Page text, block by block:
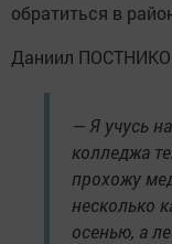
обратиться в
Даниил
— Я учусь
колледжа
прохожу
несколько
осенью, а